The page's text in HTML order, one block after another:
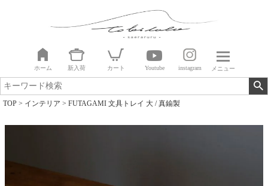
ホーム 新入荷 カート Youtube instagram メニュー
TOP インテリア FUTAGAMI 文具トレイ 大 / 真鍮製